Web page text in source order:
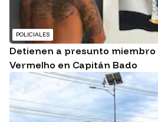
POLICIALES
Detienen a presunto miembro
Vermelho en Capitán Bado